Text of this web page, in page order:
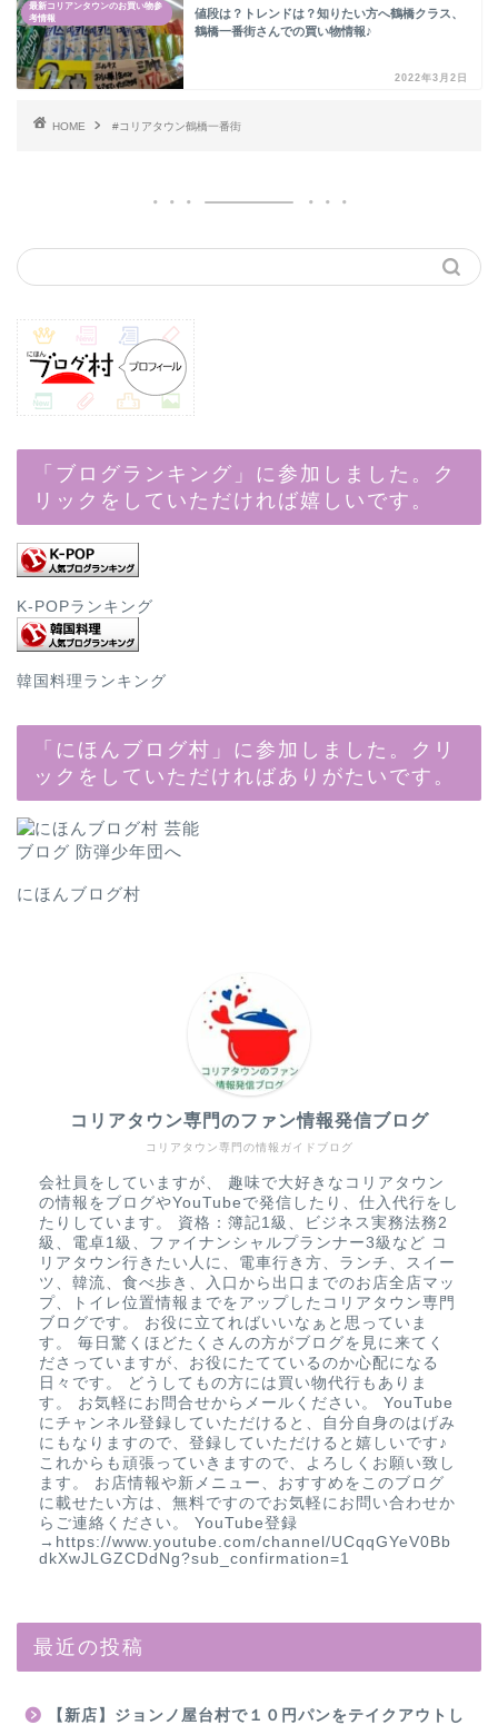
最新コリアンタウンのお買い物参
考情報
値段は？トレンドは？知りたい方へ鶴橋クラス、
鶴橋一番街さんでの買い物情報♪
2022年3月2日
HOME #コリアタウン鶴橋一番街
「ブログランキング」に参加しました。ク
リックをしていただければ嬉しいです。
K-POPランキング
韓国料理ランキング
「にほんブログ村」に参加しました。クリ
ックをしていただければありがたいです。
にほんブログ村
コリアタウン専門の情報ガイドブログ
コリアタウン専門のファン情報発信ブログ
会社員をしていますが、 趣味で大好きなコリアタウン
の情報をブログやYouTubeで発信したり、仕入代行をし
たりしています。 資格：簿記1級、ビジネス実務法務2
級、電卓1級、ファイナンシャルプランナー3級など コ
リアタウン行きたい人に、電車行き方、ランチ、スイー
ツ、韓流、食べ歩き、入口から出口までのお店全店マッ
プ、トイレ位置情報までをアップしたコリアタウン専門
ブログです。 お役に立てればいいなぁと思っていま
す。 毎日驚くほどたくさんの方がブログを見に来てく
ださっていますが、お役にたてているのか心配になる
日々です。 どうしてもの方には買い物代行もありま
す。 お気軽にお問合せからメールください。 YouTube
にチャンネル登録していただけると、自分自身のはげみ
にもなりますので、登録していただけると嬉しいです♪
これからも頑張っていきますので、よろしくお願い致し
ます。 お店情報や新メニュー、おすすめをこのブログ
に載せたい方は、無料ですのでお気軽にお問い合わせか
らご連絡ください。 YouTube登録
→https://www.youtube.com/channel/UCqqGYeV0Bb
dkXwJLGZCDdNg?sub_confirmation=1
最近の投稿
【新店】ジョンノ屋台村で１０円パンをテイクアウトし